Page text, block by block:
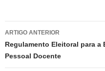
Navegação
de
artigos
ARTIGO ANTERIOR
Regulamento Eleitoral para
Pessoal Docente